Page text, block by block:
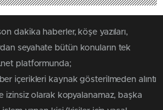
dakika haberler, köşe yazıları,
seyahate bütün konuların tek
platformunda;
içerikleri kaynak gösterilmeden alıntı
izinsiz olarak kopyalanamaz, başka